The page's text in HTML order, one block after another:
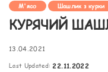
М'ясо Шашлик з курки
КУРЯЧИЙ
13.04.2021
Last Updated: 22.11.2022